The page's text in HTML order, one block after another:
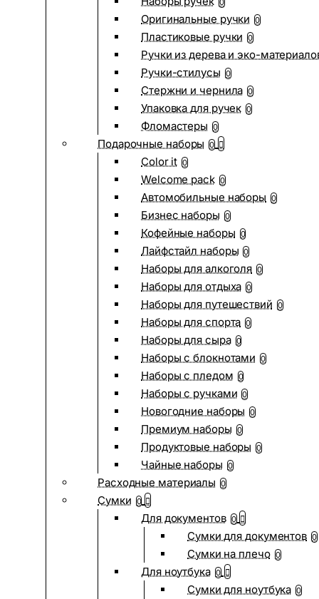
0
Оригинальные ручки 0
Пластиковые ручки 0
Ручки из дерева и эко-
Ручки-стилусы 0
Стержни и чернила 0
Упаковка для ручек 0
Фломастеры 0
Подарочные наборы 0
Color it 0
Welcome pack 0
Автомобильные наборы 0
Бизнес наборы 0
Кофейные наборы 0
Лайфстайл наборы 0
Наборы для алкоголя 0
Наборы для отдыха 0
Наборы для путешествий 0
Наборы для спорта 0
Наборы для сыра 0
Наборы с блокнотами 0
Наборы с пледом 0
Наборы с ручками 0
Новогодние наборы 0
Премиум наборы 0
Продуктовые наборы 0
Чайные наборы 0
Расходные материалы 0
Сумки 0
Для документов 0
Сумки для документов 0
Сумки на плечо 0
Для ноутбука 0
Сумки для ноутбука 0